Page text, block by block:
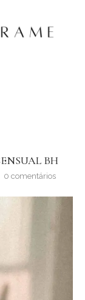
BH
0 comentários